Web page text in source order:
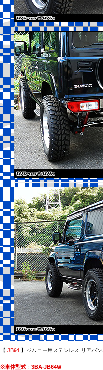
【 JB64 】ジムニー用ステンレス リアバ
※車体型式：3BA-JB64W